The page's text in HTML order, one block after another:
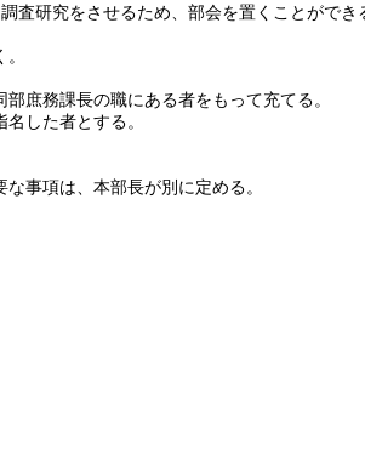
査研究をさせるため、部会を置くことができ
庶務課長の職にある者をもって充てる。
した者とする。
事項は、本部長が別に定める。